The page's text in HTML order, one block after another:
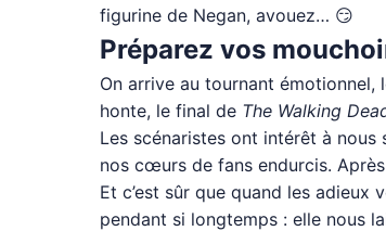
figurine de Negan, avouez… 😏
Préparez vos
On arrive au tournant émotionnel,
honte, le final de The Walking
Les scénaristes ont intérêt à
nos cœurs de fans endurcis.
Et c’est sûr que quand les adieux
pendant si longtemps : elle nous